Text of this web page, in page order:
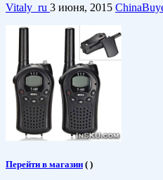
Vitaly_ru 3 июня, 2015
Перейти в магазин ( )